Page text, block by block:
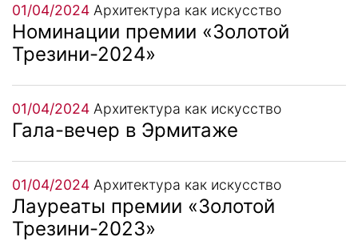
01/04/2024 Архитектура как искусство
Номинации премии «Золотой
Трезини-2024»
01/04/2024 Архитектура как искусство
Гала-вечер в Эрмитаже
01/04/2024 Архитектура как искусство
Лауреаты премии «Золотой
Трезини-2023»